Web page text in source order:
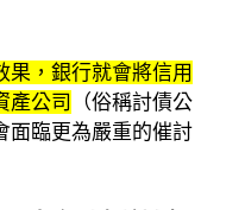
果，銀行就會將信用
產公司
（俗稱討債公
面臨更為嚴重的催討